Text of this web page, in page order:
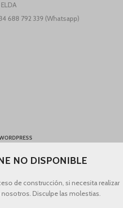
688 792 339 (Whatsapp)
NO DISPONIBLE
de construcción, si necesita realizar
Disculpe las molestias.